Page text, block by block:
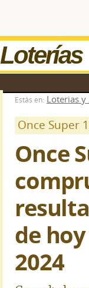
Loterías
Estás en: Loterias y
Once Super
Once
de
2024